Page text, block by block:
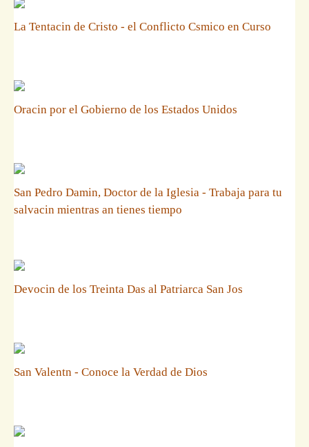
La Tentacin de Cristo - el Conflicto Csmico en Curso
Oracin por el Gobierno de los Estados Unidos
San Pedro Damin, Doctor de la Iglesia - Trabaja para tu
salvacin mientras an tienes tiempo
Devocin de los Treinta Das al Patriarca San Jos
San Valentn - Conoce la Verdad de Dios